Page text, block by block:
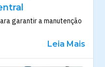
garantir a manutenção
Leia Mais